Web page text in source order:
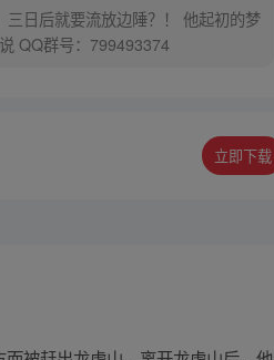
三日后就要流放边陲？！ 他起初的梦
QQ群号：799493374
立即下载